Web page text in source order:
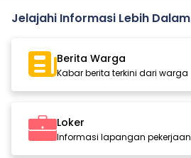
Jelajahi Informasi Lebih Dalam
Berita Warga
Kabar berita terkini dari warga
Loker
Informasi lapangan pekerjaan